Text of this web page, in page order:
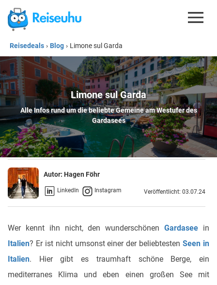
REISEDEALS
GUTSCHEINE
KREDITKARTEN
ESIM
REISEBLOG
Reisedeals › Blog › Limone sul Garda
Limone sul Garda
Alle Infos rund um die beliebte Gemeine am Westufer des
Gardasees
Autor: Hagen Föhr
LinkedIn Instagram Veröffentlicht: 03.07.24
Wer kennt ihn nicht, den wunderschönenGardasee in
Italien? Er ist nicht umsonst einer der beliebtestenSeen in
Italien. Hier gibt es traumhaft schöne Berge, ein
mediterranes Klima und eben einen großen See mit